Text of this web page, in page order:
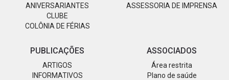
ANIVERSARIANTES
CLUBE
COLÔNIA DE FÉRIAS
ASSESSORIA DE IMPRENSA
PUBLICAÇÕES
ARTIGOS
INFORMATIVOS
ASSOCIADOS
Área restrita
Plano de saúde